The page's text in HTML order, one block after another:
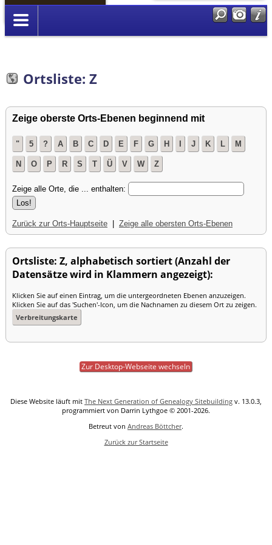
Anmelden
Ortsliste: Z
Zeige oberste Orts-Ebenen beginnend mit
" 5 ? A B C D E F G H I J K L M
N O P R S T Ü V W Z
Zeige alle Orte, die ... enthalten:
Zurück zur Orts-Hauptseite Zeige alle obersten Orts-Ebenen
Ortsliste: Z, alphabetisch sortiert (Anzahl der
Datensätze wird in Klammern angezeigt):
Klicken Sie auf einen Eintrag, um die untergeordneten Ebenen anzuzeigen.
Klicken Sie auf das 'Suchen'-Icon, um die Nachnamen zu diesem Ort zu zeigen.
Verbreitungskarte
Zur Desktop-Webseite wechseln
Diese Website läuft mit The Next Generation of Genealogy Sitebuilding v. 13.0.3,
programmiert von Darrin Lythgoe © 2001-2026.
Betreut von Andreas Böttcher.
Zurück zur Startseite